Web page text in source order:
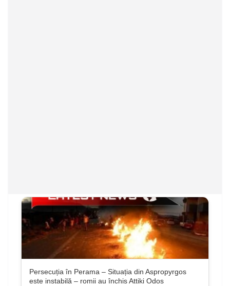
Persecuția în Perama – Situația din Aspropyrgos
este instabilă – romii au închis Attiki Odos